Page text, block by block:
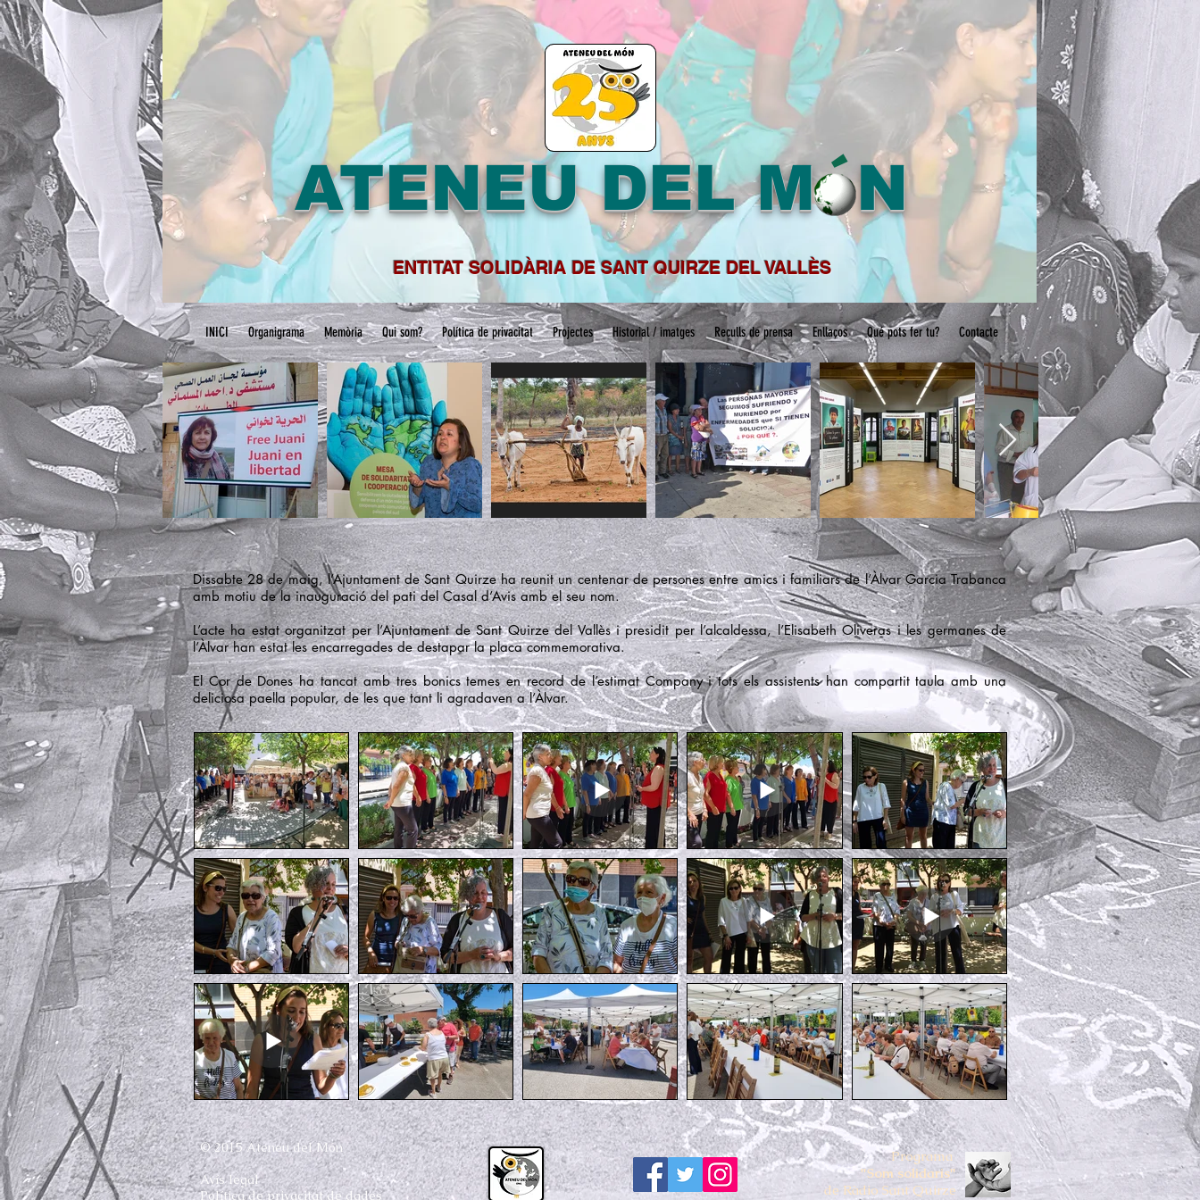
ATENEU DEL M N
´
ENTITAT SOLIDÀRIA DE SANT QUIRZE DEL VALLÈS
INICI Organigrama Memòria Qui som? Política de privacitat Projectes Historial / imatges Reculls de prensa Enllaços Qué pots fer tu? Contacte
Dissabte 28 de maig, l’Ajuntament de Sant Quirze ha reunit un centenar de persones entre amics i familiars de l’Àlvar Garcia Trabanca
amb motiu de la inauguració del pati del Casal d’Avis amb el seu nom.
L’acte ha estat organitzat per l’Ajuntament de Sant Quirze del Vallès i presidit per l’alcaldessa, l’Elisabeth Oliveras i les germanes de
l’Àlvar han estat les encarregades de destapar la placa commemorativa.
El Cor de Dones ha tancat amb tres bonics temes en record de l’estimat Company i tots els assistents han compartit taula amb una
deliciosa paella popular, de les que tant li agradaven a l’Àlvar.
© 2015 Ateneu del Món
Avís legal
Política de privacitat de dades
Programa
"Som solidaris"
de Ràdio Sant Quirze